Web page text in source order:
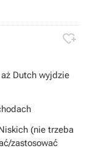

Dutch wyjdzie
(nie trzeba
zastosować